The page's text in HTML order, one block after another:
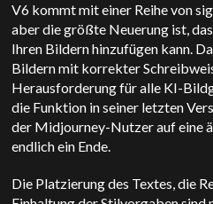
V6 kommt mit einer Reihe von
aber die größte Neuerung ist,
Ihren Bildern hinzufügen kann.
Bildern mit korrekter
Herausforderung für alle KI-
die Funktion in seiner letzten
der Midjourney-Nutzer auf eine
endlich ein Ende.
Die Platzierung des Textes, die